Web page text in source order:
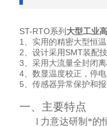
ST-RTO系列 大型工业
1、 实用的精密大型恒
2、 设计采用SMT装配
3、 采用大流量全封闭
4、 数显温度校正，停
5、 传感器异常保护和
一、主要特点
l 力意达研制*的